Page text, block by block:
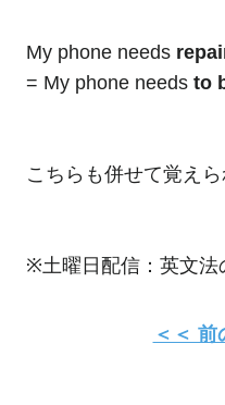
My phone needs
= My phone needs to
こちらも併せて覚えら
※土曜日配信：英文法
＜＜ 前